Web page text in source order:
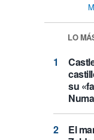
LO
su
El